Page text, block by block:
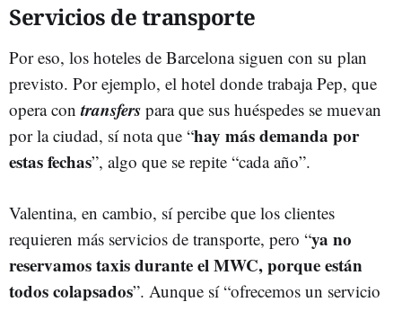
Servicios de transporte
Por eso, los hoteles de Barcelona siguen con su plan
previsto. Por ejemplo, el hotel donde trabaja Pep, que
opera contransfers para que sus huéspedes se muevan
por la ciudad, sí nota que “hay más demanda por
estas fechas”, algo que se repite “cada año”.
Valentina, en cambio, sí percibe que los clientes
requieren más servicios de transporte, pero “ya no
reservamos taxis durante el MWC, porque están
todos colapsados”. Aunque sí “ofrecemos un servicio